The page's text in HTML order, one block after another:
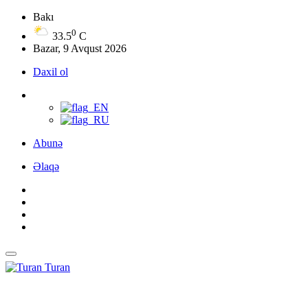
Bakı
33.50 C
Bazar, 9 Avqust 2026
Daxil ol
Abunə
Əlaqə
Turan